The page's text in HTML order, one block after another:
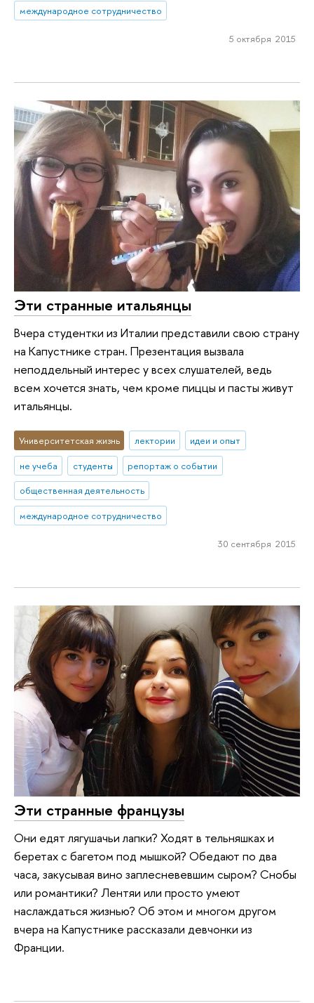
международное сотрудничество
5 октября 2015
Эти странные итальянцы
Вчера студентки из Италии представили свою страну
на Капустнике стран. Презентация вызвала
неподдельный интерес у всех слушателей, ведь
всем хочется знать, чем кроме пиццы и пасты живут
итальянцы.
Университетская жизнь лектории
идеи и опыт
не учеба
студенты
репортаж о событии
общественная деятельность
международное сотрудничество
30 сентября 2015
Эти странные французы
Они едят лягушачьи лапки? Ходят в тельняшках и
беретах с багетом под мышкой? Обедают по два
часа, закусывая вино заплесневевшим сыром? Снобы
или романтики? Лентяи или просто умеют
наслаждаться жизнью? Об этом и многом другом
вчера на Капустнике рассказали девчонки из
Франции.